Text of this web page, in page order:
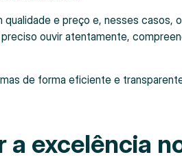
e preço e, nesses casos,
ouvir atentamente,
de forma eficiente e
a excelência